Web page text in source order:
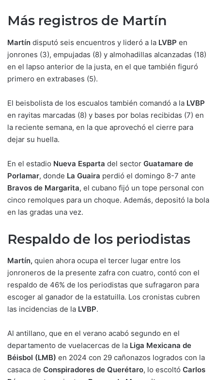
Más registros de Martín
Martín disputó seis encuentros y lideró a la LVBP en
jonrones (3), empujadas (8) y almohadillas alcanzadas (18)
en el lapso anterior de la justa, en el que también figuró
primero en extrabases (5).
El beisbolista de los escualos también comandó a la LVBP
en rayitas marcadas (8) y bases por bolas recibidas (7) en
la reciente semana, en la que aprovechó el cierre para
dejar su huella.
En el estadio Nueva Esparta del sector Guatamare de
Porlamar, donde La Guaira perdió el domingo 8-7 ante
Bravos de Margarita, el cubano fijó un tope personal con
cinco remolques para un choque. Además, depositó la bola
en las gradas una vez.
Respaldo de los periodistas
Martín, quien ahora ocupa el tercer lugar entre los
jonroneros de la presente zafra con cuatro, contó con el
respaldo de 46% de los periodistas que sufragaron para
escoger al ganador de la estatuilla. Los cronistas cubren
las incidencias de la LVBP.
Al antillano, que en el verano acabó segundo en el
departamento de vuelacercas de la Liga Mexicana de
Béisbol (LMB) en 2024 con 29 cañonazos logrados con la
casaca de Conspiradores de Querétaro, lo escoltó Carlos